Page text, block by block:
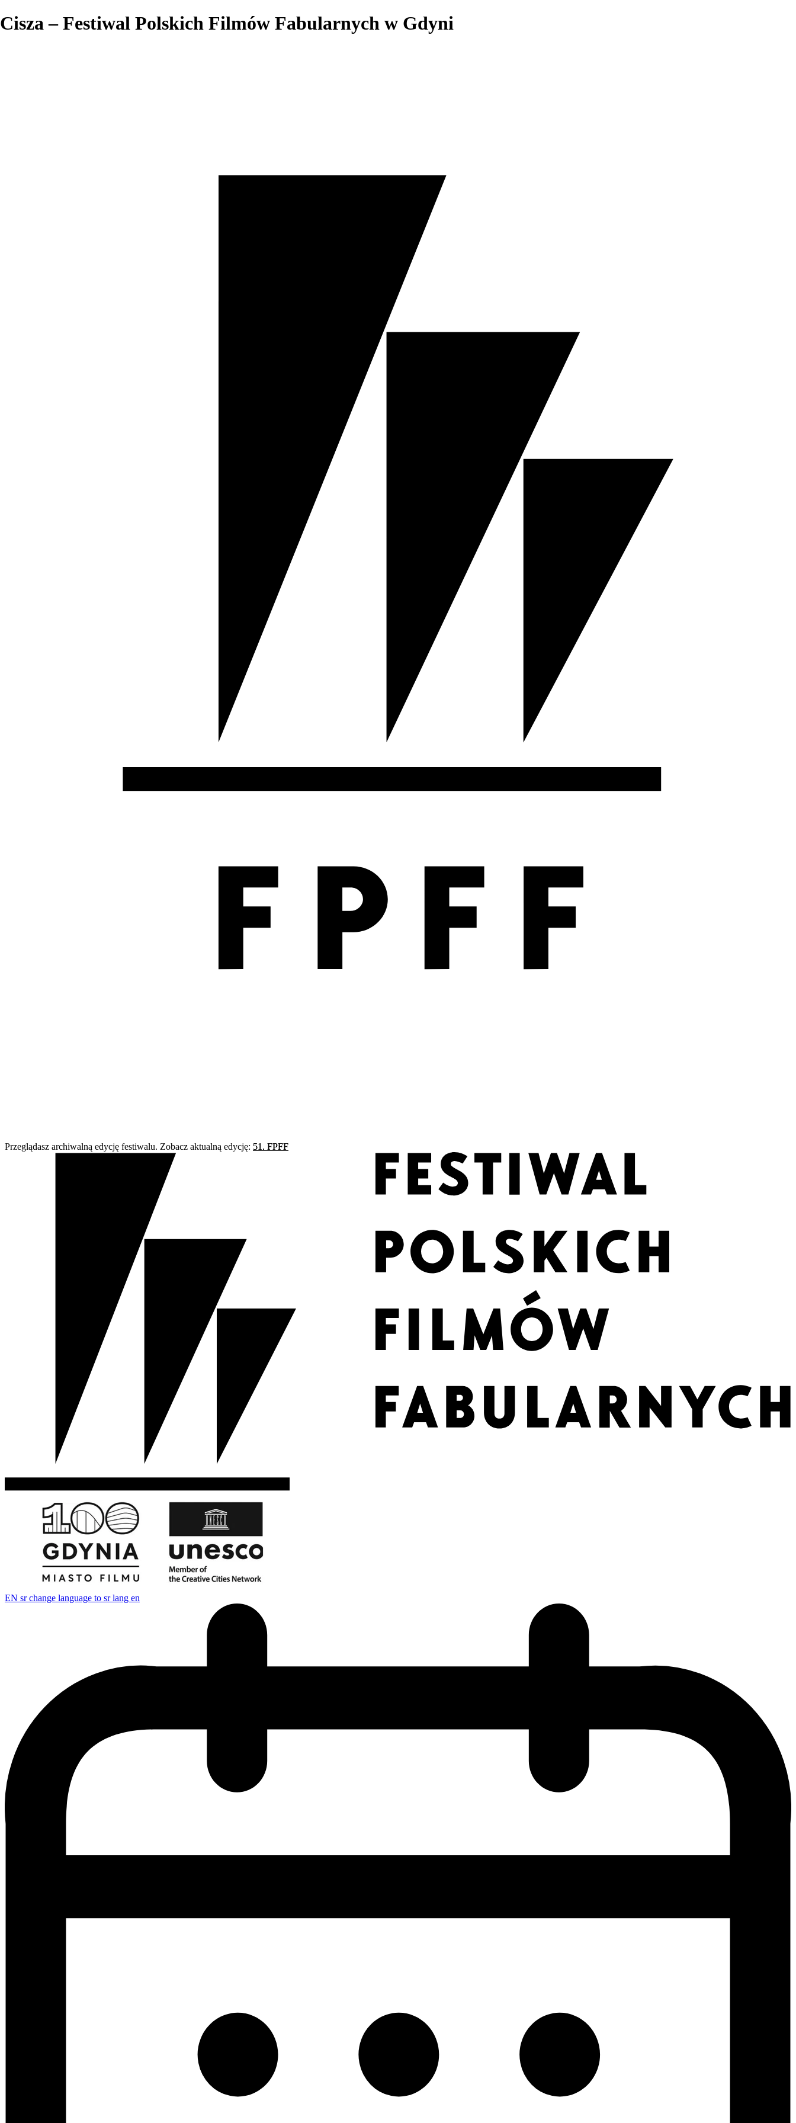
Cisza – Festiwal Polskich Filmów Fabularnych w Gdyni
Przeglądasz archiwalną edycję festiwalu. Zobacz aktualną edycję: 51. FPFF
EN sr change language to sr lang en